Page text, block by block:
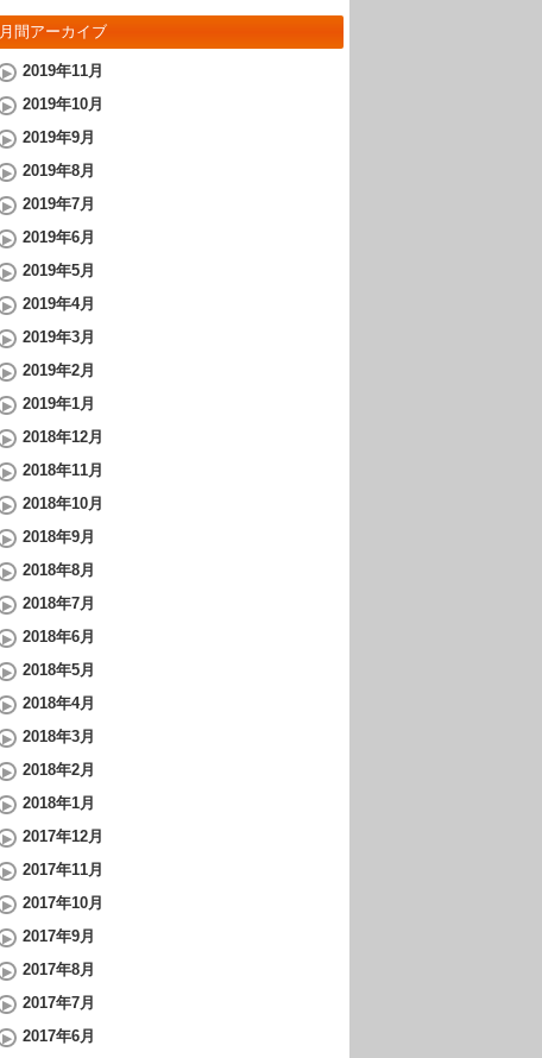
月間アーカイブ
2019年11月
2019年10月
2019年9月
2019年8月
2019年7月
2019年6月
2019年5月
2019年4月
2019年3月
2019年2月
2019年1月
2018年12月
2018年11月
2018年10月
2018年9月
2018年8月
2018年7月
2018年6月
2018年5月
2018年4月
2018年3月
2018年2月
2018年1月
2017年12月
2017年11月
2017年10月
2017年9月
2017年8月
2017年7月
2017年6月